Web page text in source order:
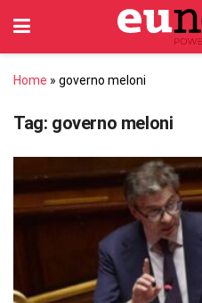
Home » governo meloni
Tag: governo meloni